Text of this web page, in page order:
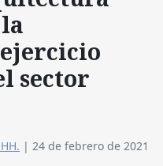
sector
| 24 de febrero de 2021